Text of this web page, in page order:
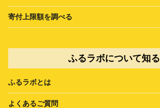
寄付上限額を調べる
ふるラボについて知る
ふるラボとは
よくあるご質問